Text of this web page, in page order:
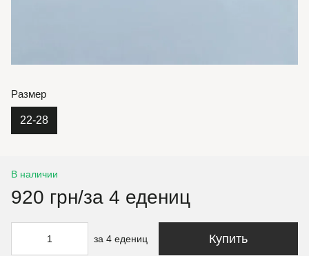
Размер
22-28
В наличии
920 грн/за 4 едениц
за 4 едениц Купить